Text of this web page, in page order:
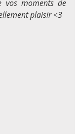
vos moments de
plaisir <3